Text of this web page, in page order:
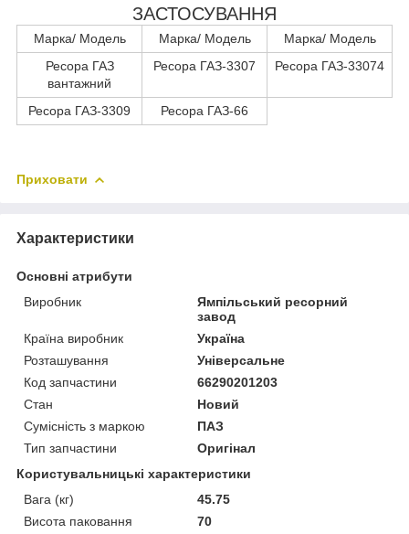
ЗАСТОСУВАННЯ
Марка/ Модель Марка/ Модель
Марка/ Модель
Ресора ГАЗ
вантажний
Ресора ГАЗ-3307 Ресора ГАЗ-33074
Ресора ГАЗ-3309 Ресора ГАЗ-66
Приховати
Характеристики
Основні атрибути
Виробник
Ямпільський ресорний
завод
Країна виробник
Україна
Розташування
Універсальне
Код запчастини
66290201203
Стан
Новий
Сумісність з маркою
ПАЗ
Тип запчастини
Оригінал
Користувальницькі характеристики
Вага (кг)
45.75
Висота паковання
70